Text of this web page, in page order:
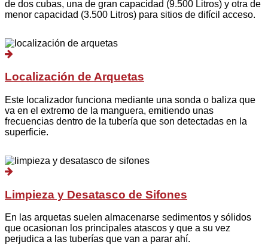
de dos cubas, una de gran capacidad (9.500 Litros) y otra de
menor capacidad (3.500 Litros) para sitios de difícil acceso.
Localización de Arquetas
Este localizador funciona mediante una sonda o baliza que
va en el extremo de la manguera, emitiendo unas
frecuencias dentro de la tubería que son detectadas en la
superficie.
Limpieza y Desatasco de Sifones
En las arquetas suelen almacenarse sedimentos y sólidos
que ocasionan los principales atascos y que a su vez
perjudica a las tuberías que van a parar ahí.